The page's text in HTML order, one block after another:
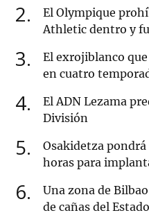
2
El Olympique
Athletic dentro y
3
El exrojiblanco
en cuatro
4
El ADN Lezama
División
5
Osakidetza
horas para
6
Una zona de
de cañas del Estado